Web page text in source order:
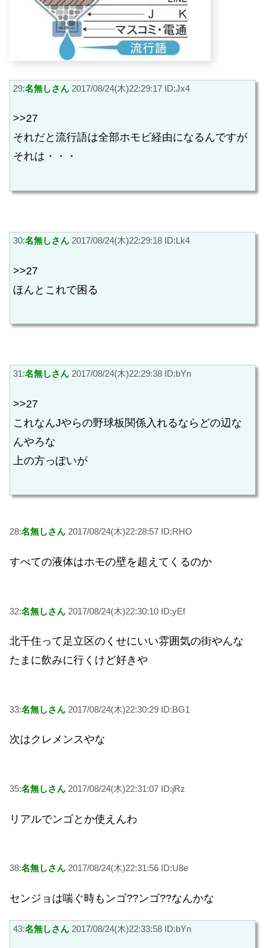
29:名無しさん 2017/08/24(木)22:29:17 ID:Jx4
>>27
それだと流行語は全部ホモビ経由になるんですが
それは・・・
30:名無しさん 2017/08/24(木)22:29:18 ID:Lk4
>>27
ほんとこれで困る
31:名無しさん 2017/08/24(木)22:29:38 ID:bYn
>>27
これなんJやらの野球板関係入れるならどの辺な
んやろな
上の方っぽいが
28:名無しさん 2017/08/24(木)22:28:57 ID:RHO
すべての液体はホモの壁を超えてくるのか
32:名無しさん 2017/08/24(木)22:30:10 ID:yEf
北千住って足立区のくせにいい雰囲気の街やんな
たまに飲みに行くけど好きや
33:名無しさん 2017/08/24(木)22:30:29 ID:BG1
次はクレメンスやな
35:名無しさん 2017/08/24(木)22:31:07 ID:jRz
リアルでンゴとか使えんわ
38:名無しさん 2017/08/24(木)22:31:56 ID:U8e
センジョは喘ぐ時もンゴ??ンゴ??なんかな
43:名無しさん 2017/08/24(木)22:33:58 ID:bYn